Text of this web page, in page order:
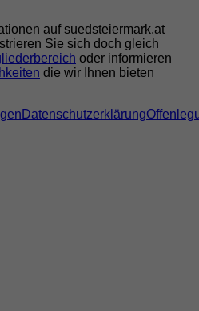
auf suedsteiermark.at
Sie sich doch gleich
oder informieren
die wir Ihnen bieten
Datenschutzerklärung